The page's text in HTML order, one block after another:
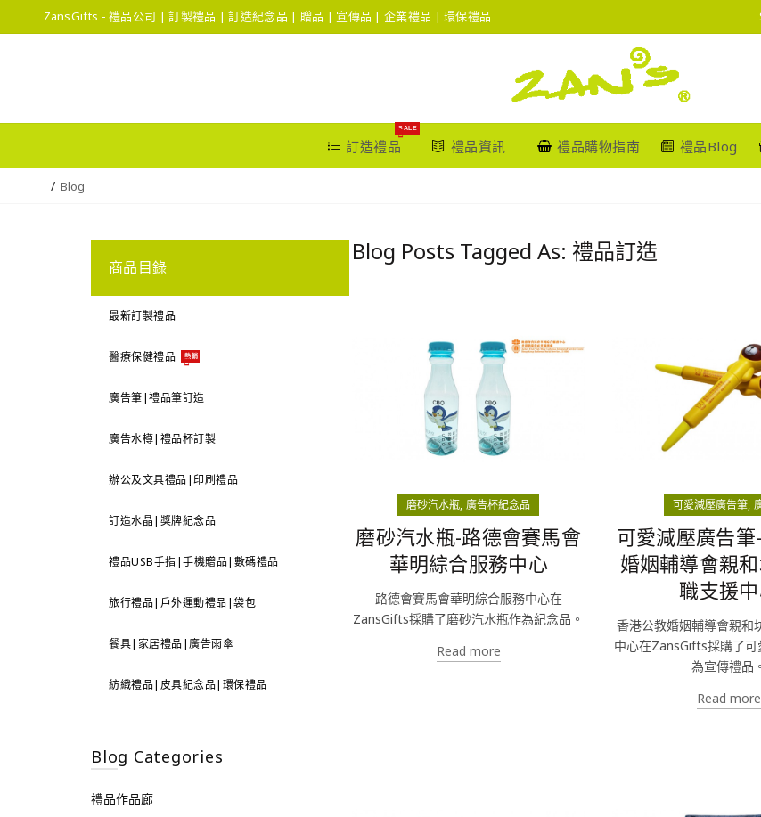
ZansGifts - 禮品公司 | 訂製禮品 | 訂造紀念品 | 贈品 | 宣傳品 | 企業禮品 | 環保禮品
訂造禮品
SALE
禮品資訊 禮品購物指南 禮品Blog
Blog
商品目錄
最新訂製禮品
醫療保健禮品 熱銷
廣告筆|禮品筆訂造
廣告水樽|禮品杯訂製
辦公及文具禮品|印刷禮品
訂造水晶|獎牌紀念品
禮品USB手指|手機贈品|數碼禮品
旅行禮品|戶外運動禮品|袋包
餐具|家居禮品|廣告雨傘
紡織禮品|皮具紀念品|環保禮品
Blog Categories
禮品作品廊
Blog Posts Tagged As: 禮品訂造
磨砂汽水瓶 廣告杯紀念品
磨砂汽水瓶-路德會賽馬會
華明綜合服務中心
路德會賽馬會華明綜合服務中心在
ZansGifts採購了磨砂汽水瓶作為紀念品。
Read more
可愛減壓廣告筆
可愛減壓廣告
婚姻輔導會親
職支援
香港公教婚姻輔導會親和
中心在ZansGifts採購了
為宣傳禮品。
Read more